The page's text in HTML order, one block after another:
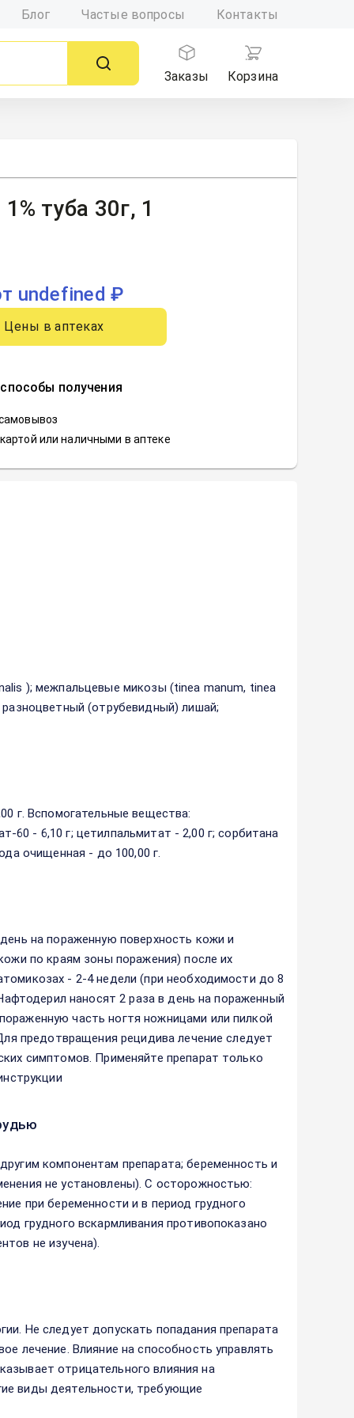
Блог Частые вопросы Контакты
Заказы
Корзина
туба 30г, 1
undefined ₽
Цены в аптеках
получения
или наличными в аптеке
); межпальцевые микозы (tinea manum, tinea
(отрубевидный) лишай;
г. Вспомогательные вещества:
60 - 6,10 г; цетилпальмитат - 2,00 г; сорбитана
очищенная - до 100,00 г.
на пораженную поверхность кожи и
по краям зоны поражения) после их
- 2-4 недели (при необходимости до 8
наносят 2 раза в день на пораженный
часть ногтя ножницами или пилкой
предотвращения рецидива лечение следует
симптомов. Применяйте препарат только
компонентам препарата; беременность и
не установлены). С осторожностью:
при беременности и в период грудного
грудного вскармливания противопоказано
не изучена).
Не следует допускать попадания препарата
лечение. Влияние на способность управлять
отрицательного влияния на
виды деятельности, требующие